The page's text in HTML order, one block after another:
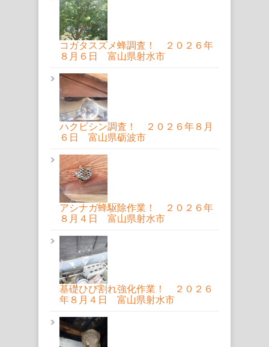
コガタスズメ蜂調査！ ２０２６年
８月６日 富山県射水市
ハクビシン調査！ ２０２６年８月
６日 富山県砺波市
アシナガ蜂駆除作業！ ２０２６年
８月４日 富山県射水市
基礎ひび割れ強化作業！ ２０２６
年８月４日 富山県射水市